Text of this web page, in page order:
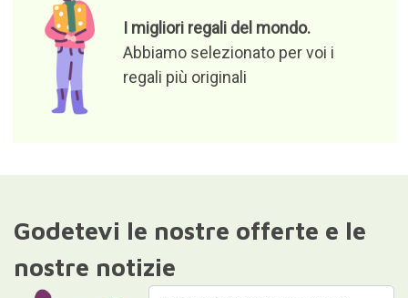
I migliori regali del mondo.
Abbiamo selezionato per voi i
regali più originali
Godetevi le nostre offerte e le
nostre notizie